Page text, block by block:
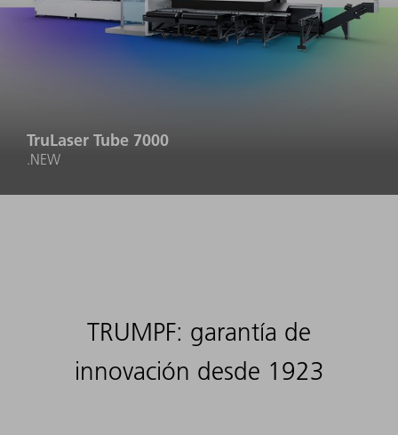
TruLaser Tube 7000
.NEW
TRUMPF: garantía de
innovación desde 1923